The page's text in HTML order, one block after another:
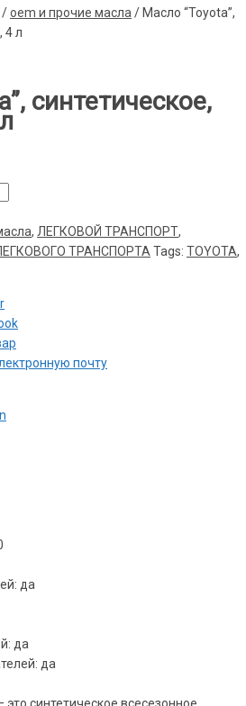
/oem и прочие масла / Масло “Toyota”,
4 л
синтетическое,
, ЛЕГКОВОЙ ТРАНСПОРТ,
ТРАНСПОРТА Tags: TOYOTA,
почту
да
да
да